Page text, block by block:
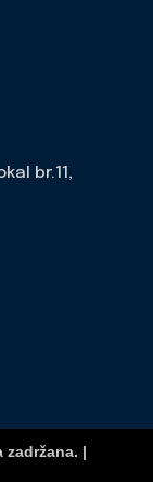
br.11,
zadržana. |